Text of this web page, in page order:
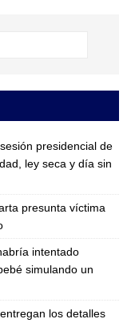
presidencial de
ley seca y día sin
presunta víctima
intentado
simulando un
los detalles